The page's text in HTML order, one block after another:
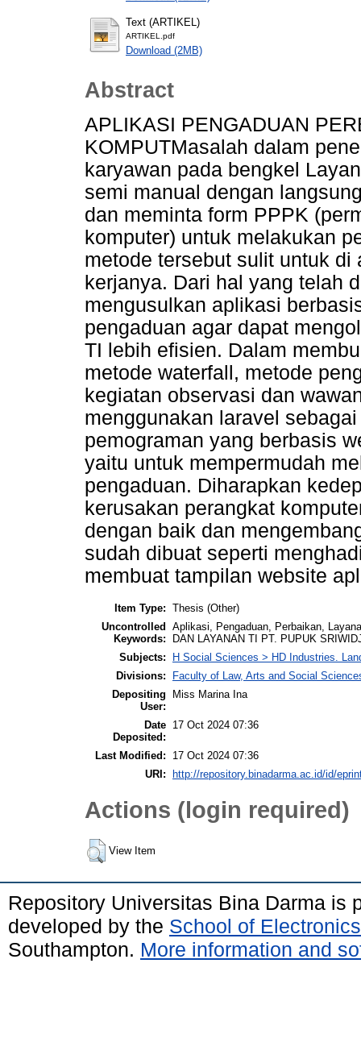
Text (ARTIKEL)
ARTIKEL.pdf
Download (2MB)
Abstract
APLIKASI PENGADUAN
KOMPUTMasalah dalam
karyawan pada bengkel
semi manual dengan
dan meminta form PPPK
komputer) untuk melakukan
metode tersebut sulit untuk
kerjanya. Dari hal yang telah
mengusulkan aplikasi
pengaduan agar dapat
TI lebih efisien. Dalam
metode waterfall, metode
kegiatan observasi dan
menggunakan laravel
pemograman yang berbasis
yaitu untuk mempermudah
pengaduan. Diharapkan
kerusakan perangkat
dengan baik dan
sudah dibuat seperti
membuat tampilan website
Item Type: Thesis (Other)
Uncontrolled
Keywords:
Aplikasi, Pengaduan, Perbaikan,
DAN LAYANAN TI PT. PUPUK
Subjects:
H Social Sciences > HD Industries.
Divisions:
Faculty of Law, Arts and Social
Depositing
User:
Miss Marina Ina
Date
Deposited:
17 Oct 2024 07:36
Last Modified:
17 Oct 2024 07:36
URI:
http://repository.binadarma.ac.id/id/
Actions (login required)
View Item
Repository Universitas Bina Darma is
developed by the School of
Southampton. More information and